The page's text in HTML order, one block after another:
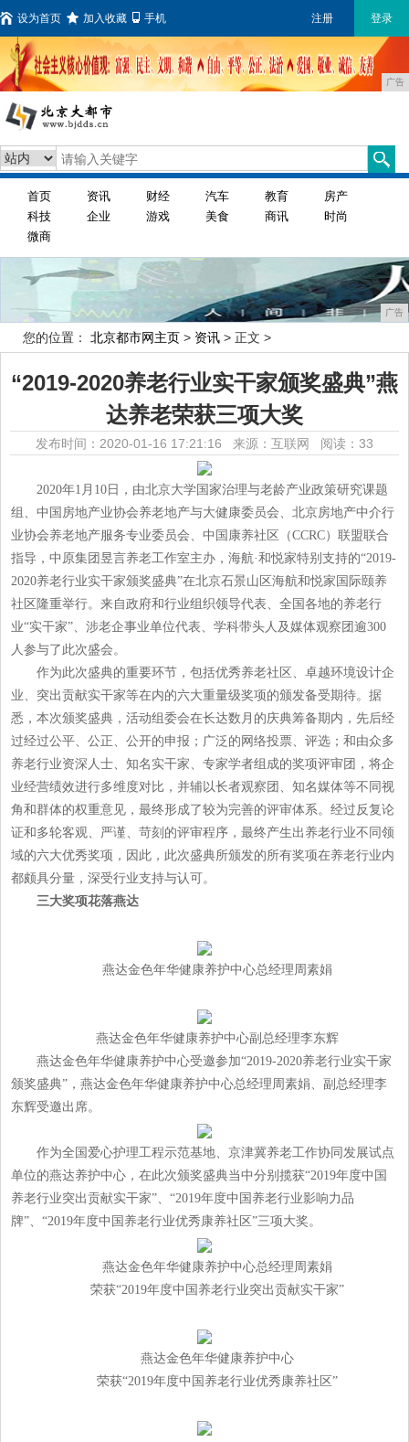
设为首页 加入收藏 手机 注册 登录
广告
首页 资讯 财经 汽车 教育
房产
科技
企业 游戏 美食 商讯
时尚
微商
广告
您的位置： 北京都市网主页 > 资讯 > 正文 >
“2019-2020养老行业实干家颁奖盛典”燕
达养老荣获三项大奖
发布时间：2020-01-16 17:21:16 来源：互联网 阅读：33
2020年1月10日，由北京大学国家治理与老龄产业政策研究课题
组、中国房地产业协会养老地产与大健康委员会、北京房地产中介行
业协会养老地产服务专业委员会、中国康养社区（CCRC）联盟联合
指导，中原集团昱言养老工作室主办，海航·和悦家特别支持的“2019-
2020养老行业实干家颁奖盛典”在北京石景山区海航和悦家国际颐养
社区隆重举行。来自政府和行业组织领导代表、全国各地的养老行
业“实干家”、涉老企事业单位代表、学科带头人及媒体观察团逾300
人参与了此次盛会。
作为此次盛典的重要环节，包括优秀养老社区、卓越环境设计企
业、突出贡献实干家等在内的六大重量级奖项的颁发备受期待。据
悉，本次颁奖盛典，活动组委会在长达数月的庆典筹备期内，先后经
过经过公平、公正、公开的申报；广泛的网络投票、评选；和由众多
养老行业资深人士、知名实干家、专家学者组成的奖项评审团，将企
业经营绩效进行多维度对比，并辅以长者观察团、知名媒体等不同视
角和群体的权重意见，最终形成了较为完善的评审体系。经过反复论
证和多轮客观、严谨、苛刻的评审程序，最终产生出养老行业不同领
域的六大优秀奖项，因此，此次盛典所颁发的所有奖项在养老行业内
都颇具分量，深受行业支持与认可。
三大奖项花落燕达
燕达金色年华健康养护中心总经理周素娟
燕达金色年华健康养护中心副总经理李东辉
燕达金色年华健康养护中心受邀参加“2019-2020养老行业实干家
颁奖盛典”，燕达金色年华健康养护中心总经理周素娟、副总经理李
东辉受邀出席。
作为全国爱心护理工程示范基地、京津冀养老工作协同发展试点
单位的燕达养护中心，在此次颁奖盛典当中分别揽获“2019年度中国
养老行业突出贡献实干家”、“2019年度中国养老行业影响力品
牌”、“2019年度中国养老行业优秀康养社区”三项大奖。
燕达金色年华健康养护中心总经理周素娟
荣获“2019年度中国养老行业突出贡献实干家”
燕达金色年华健康养护中心
荣获“2019年度中国养老行业优秀康养社区”